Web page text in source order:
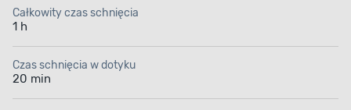
Całkowity czas schnięcia
1 h
Czas schnięcia w dotyku
20 min